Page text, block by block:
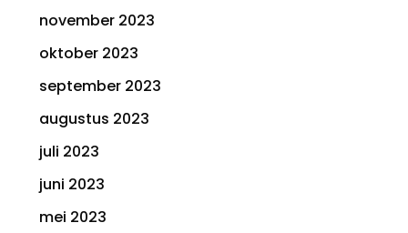
november 2023
oktober 2023
september 2023
augustus 2023
juli 2023
juni 2023
mei 2023